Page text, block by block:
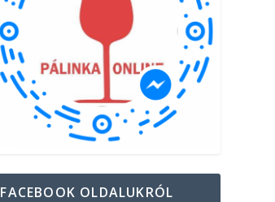
FACEBOOK OLDALUKRÓL